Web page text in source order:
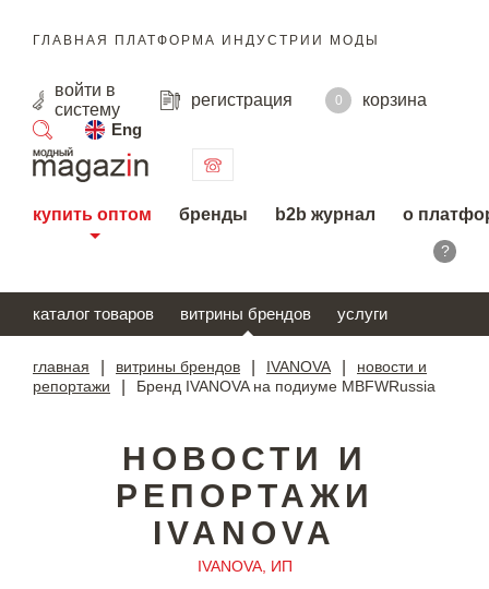
ГЛАВНАЯ ПЛАТФОРМА ИНДУСТРИИ МОДЫ
войти в
систему
регистрация 0
корзина
Eng
поиск
купить оптом бренды b2b журнал о
?
каталог товаров витрины брендов услуги
главная витрины брендов IVANOVA
новости и
репортажи
Бренд IVANOVA на подиуме MBFWRussia
НОВОСТИ И
РЕПОРТАЖИ
IVANOVA
IVANOVA, ИП